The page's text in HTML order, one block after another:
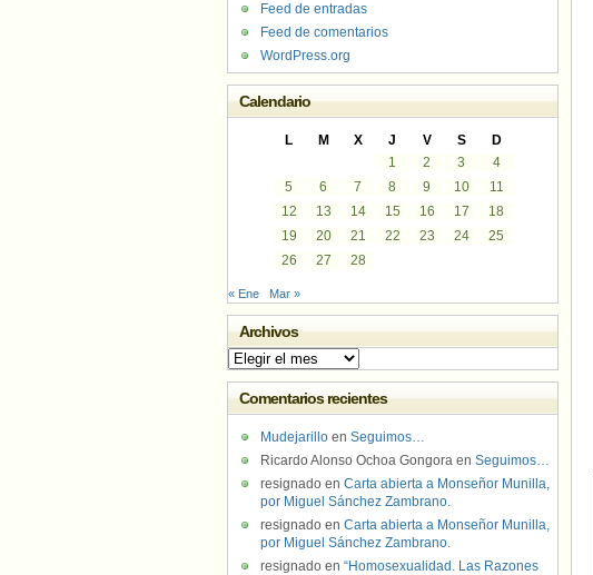
Feed de entradas
Feed de comentarios
WordPress.org
Calendario
L M X J V S
D
1
2 3
4
5
6 7 8 9 10
11
12
13 14 15 16 17
18
19
20 21 22 23 24
25
26
27 28
« Ene Mar »
Archivos
Archivos
Comentarios recientes
Mudejarillo en Seguimos…
Ricardo Alonso Ochoa Gongora en Seguimos…
resignado en Carta abierta a Monseñor Munilla,
por Miguel Sánchez Zambrano.
resignado en Carta abierta a Monseñor Munilla,
por Miguel Sánchez Zambrano.
resignado en “Homosexualidad. Las Razones